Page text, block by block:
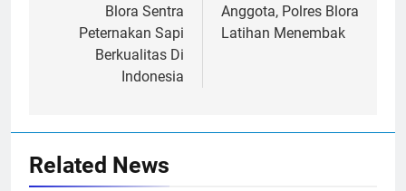
Blora Sentra
Peternakan Sapi
Berkualitas Di
Indonesia
Anggota, Polres Blora
Latihan Menembak
Related News